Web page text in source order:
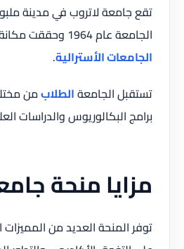
تقع جامعة لاتروب في مدينة
الجامعة عام 1964 وحققت مكانة مرموقة بين
الجامعات الأسترالية.
تستقبل الجامعةالطلابمن
برامج البكالوريوس والدراسات
مزايا منحة
توفر المنحة العديد من